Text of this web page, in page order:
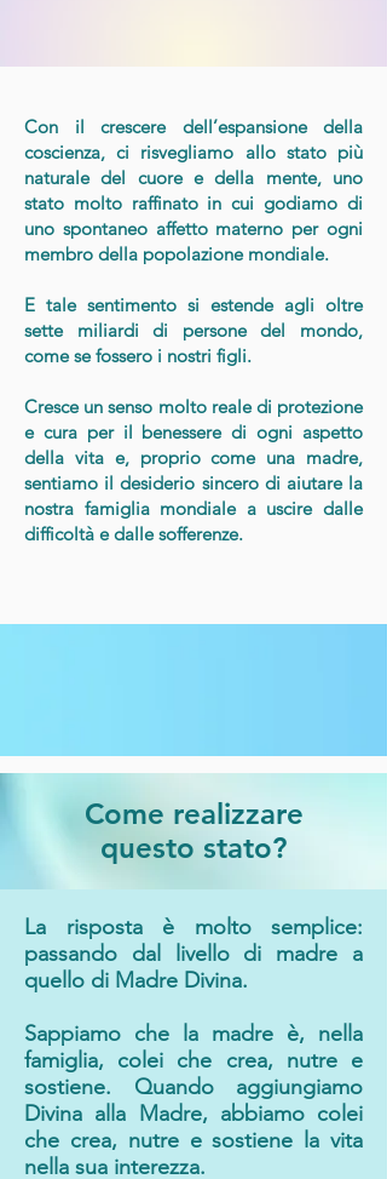
Con il crescere dell’espansione della
coscienza, ci risvegliamo allo stato più
naturale del cuore e della mente, uno
stato molto raffinato in cui godiamo di
uno spontaneo affetto materno per ogni
membro della popolazione mondiale.
E tale sentimento si estende agli oltre
sette miliardi di persone del mondo,
come se fossero i nostri figli.
Cresce un senso molto reale di protezione
e cura per il benessere di ogni aspetto
della vita e, proprio come una madre,
sentiamo il desiderio sincero di aiutare la
nostra famiglia mondiale a uscire dalle
difficoltà e dalle sofferenze.
Come realizzare
questo stato?
La risposta è molto semplice:
passando dal livello di madre a
quello di Madre Divina.
Sappiamo che la madre è, nella
famiglia, colei che crea, nutre e
sostiene. Quando aggiungiamo
Divina alla Madre, abbiamo colei
che crea, nutre e sostiene la vita
nella sua interezza.